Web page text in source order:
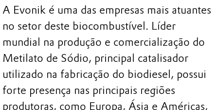
A Evonik é uma das empresas mais atuantes
no setor deste biocombustível. Líder
mundial na produção e comercialização do
Metilato de Sódio, principal catalisador
utilizado na fabricação do biodiesel, possui
forte presença nas principais regiões
produtoras, como Europa, Ásia e Américas,